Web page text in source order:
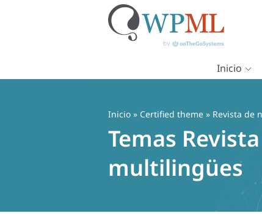
Inicio
Inicio » Certified theme » Revista de
Temas
multilingües